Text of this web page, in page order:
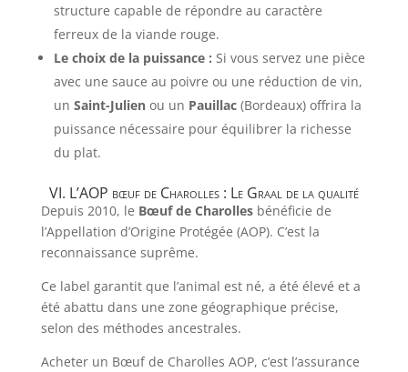
structure capable de répondre au caractère
ferreux de la viande rouge.
Le choix de la puissance : Si vous servez une pièce
avec une sauce au poivre ou une réduction de vin,
un Saint-Julienou un Pauillac(Bordeaux) offrira la
puissance nécessaire pour équilibrer la richesse
du plat.
VI. L’AOP bœuf de Charolles : Le Graal de la qualité
Depuis 2010, le Bœuf de Charollesbénéficie de
l’Appellation d’Origine Protégée (AOP). C’est la
reconnaissance suprême.
Ce label garantit que l’animal est né, a été élevé et a
été abattu dans une zone géographique précise,
selon des méthodes ancestrales.
Acheter un Bœuf de Charolles AOP, c’est l’assurance